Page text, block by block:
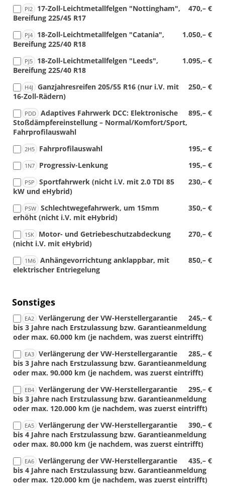
PI2 470,– €
17-Zoll-Leichtmetallfelgen "Nottingham",
Bereifung 225/45 R17
PJ4 1.050,– €
18-Zoll-Leichtmetallfelgen "Catania",
Bereifung 225/40 R18
PJ5 1.095,– €
18-Zoll-Leichtmetallfelgen "Leeds",
Bereifung 225/40 R18
H4J 250,– €
Ganzjahresreifen 205/55 R16 (nur i.V. mit
16-Zoll-Rädern)
PDD 895,– €
Adaptives Fahrwerk DCC: Elektronische
Stoßdämpfereinstellung – Normal/Komfort/Sport,
Fahrprofilauswahl
2H5 195,– €
Fahrprofilauswahl
1N7 195,– €
Progressiv-Lenkung
PSP 230,– €
Sportfahrwerk (nicht i.V. mit 2.0 TDI 85
kW und eHybrid)
PSW 350,– €
Schlechtwegefahrwerk, um 15mm
erhöht (nicht i.V. mit eHybrid)
1SK 270,– €
Motor- und Getriebeschutzabdeckung
(nicht i.V. mit eHybrid)
1M6 850,– €
Anhängevorrichtung anklappbar, mit
elektrischer Entriegelung
Sonstiges
EA2 245,– €
Verlängerung der VW-Herstellergarantie
bis 3 Jahre nach Erstzulassung bzw. Garantieanmeldung
oder max. 60.000 km (je nachdem, was zuerst eintrifft)
EA3 285,– €
Verlängerung der VW-Herstellergarantie
bis 3 Jahre nach Erstzulassung bzw. Garantieanmeldung
oder max. 90.000 km (je nachdem, was zuerst eintrifft)
EB4 295,– €
Verlängerung der VW-Herstellergarantie
bis 3 Jahre nach Erstzulassung bzw. Garantieanmeldung
oder max. 120.000 km (je nachdem, was zuerst eintrifft)
EA5 390,– €
Verlängerung der VW-Herstellergarantie
bis 4 Jahre nach Erstzulassung bzw. Garantieanmeldung
oder max. 80.000 km (je nachdem, was zuerst eintrifft)
EA6 435,– €
Verlängerung der VW-Herstellergarantie
bis 4 Jahre nach Erstzulassung bzw. Garantieanmeldung
oder max. 120.000 km (je nachdem, was zuerst eintrifft)